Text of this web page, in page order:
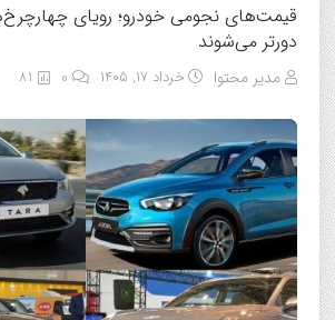
قیمت‌های نجومی خودرو؛ رویای
دورتر می‌شوند
مدیر محتوا خرداد ۱۷, ۱۴۰۵ 81